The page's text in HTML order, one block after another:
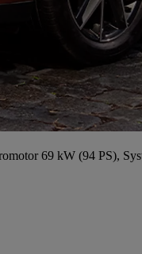
69 kW (94 PS),